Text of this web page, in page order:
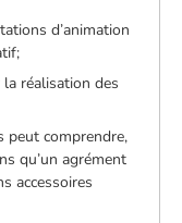
d’animation
la réalisation des
peut comprendre,
qu’un agrément
accessoires